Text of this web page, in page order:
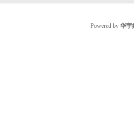
Powered by 华宇